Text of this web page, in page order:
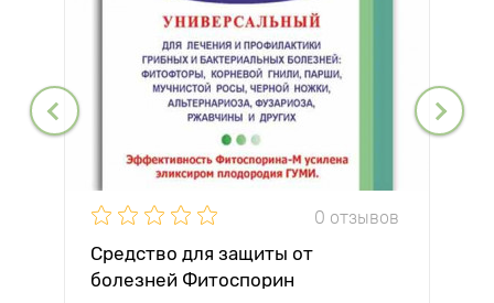
0 отзывов
Средство для защиты от
болезней Фитоспорин